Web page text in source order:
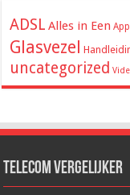
ADSL Alles in Een
Glasvezel
uncategorized
Telecom Vergelijker